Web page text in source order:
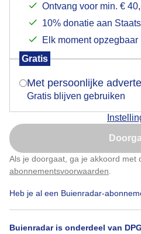
Ontvang voor min. €
10% donatie aan
Elk moment opzegbaar
Gratis
Met persoonlijke
Gratis blijven gebruiken
Als je doorgaat, ga je akkoord met
abonnementsvoorwaarden
Heb je al een Buienradar-
Buienradar is onderdeel van
Door: ben Saanen Gemaakt: 13-
Indien je hier nog geen
verschijnt er zo een pop-
Is goed,
Nu niet,
Klik hierom dit